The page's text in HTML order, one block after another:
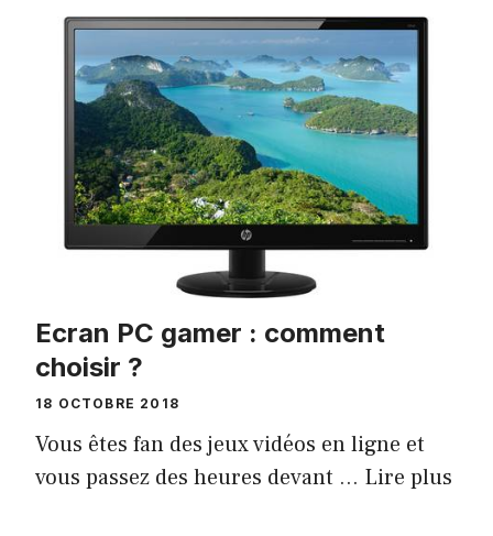
Ecran PC gamer : comment
choisir ?
18 OCTOBRE 2018
Vous êtes fan des jeux vidéos en ligne et
vous passez des heures devant … Lire plus